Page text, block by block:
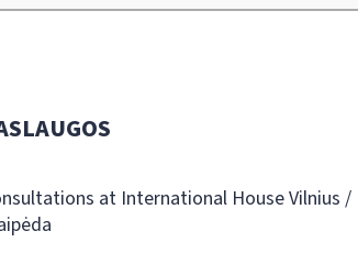
at International House Vilnius /